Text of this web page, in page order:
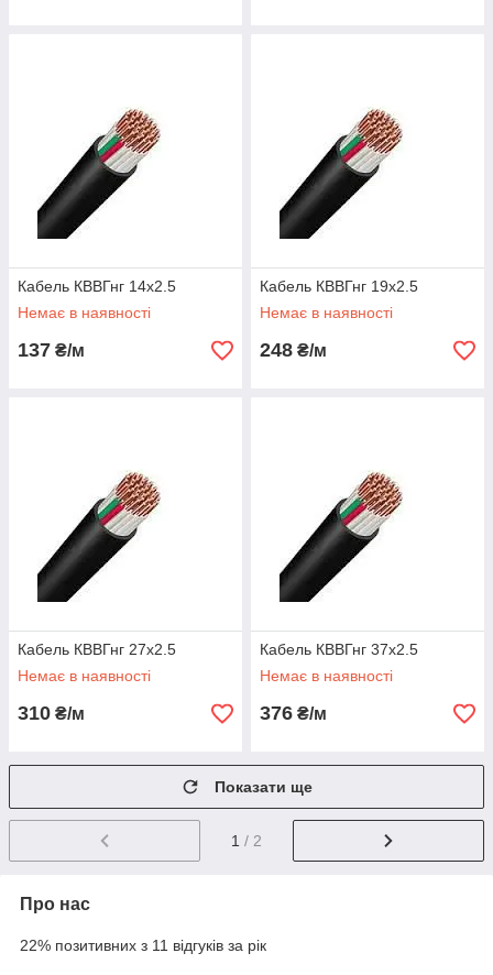
Кабель КВВГнг 14х2.5
Немає в наявності
137 ₴/м
Кабель КВВГнг 19х2.5
Немає в наявності
248 ₴/м
Кабель КВВГнг 27х2.5
Немає в наявності
310 ₴/м
Кабель КВВГнг 37х2.5
Немає в наявності
376 ₴/м
Показати ще
1 / 2
Про нас
22% позитивних з 11 відгуків за рік